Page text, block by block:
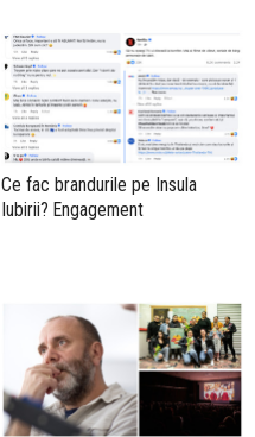
Ce fac brandurile pe Insula
Iubirii? Engagement